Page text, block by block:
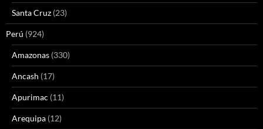
Santa Cruz (23)
Perú (924)
Amazonas (330)
Ancash (17)
Apurimac (11)
Arequipa (12)